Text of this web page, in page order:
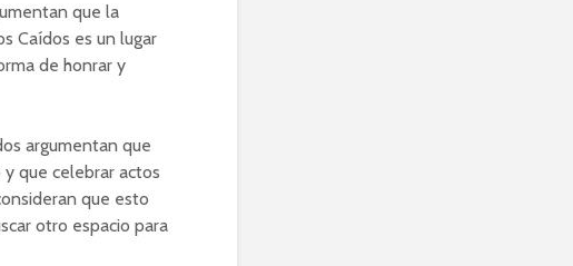
que la
Caídos es un lugar
de honrar y
argumentan que
que celebrar actos
que esto
otro espacio para